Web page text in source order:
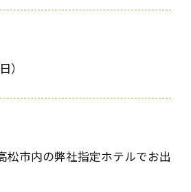
）
松市内の弊社指定ホテルでお出